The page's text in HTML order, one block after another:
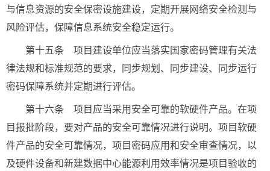
与信息资源的安全保密设施建设，定期开展网络安全检测与
风险评估，保障信息系统安全稳定运行。
第十五条 项目建设单位应当落实国家密码管理有关法
律法规和标准规范的要求，同步规划、同步建设、同步运行
密码保障系统并定期进行评估。
第十六条 项目应当采用安全可靠的软硬件产品。在项
目报批阶段，要对产品的安全可靠情况进行说明。项目软硬
件产品的安全可靠情况，项目密码应用和安全审查情况，以
及硬件设备和新建数据中心能源利用效率情况是项目验收的